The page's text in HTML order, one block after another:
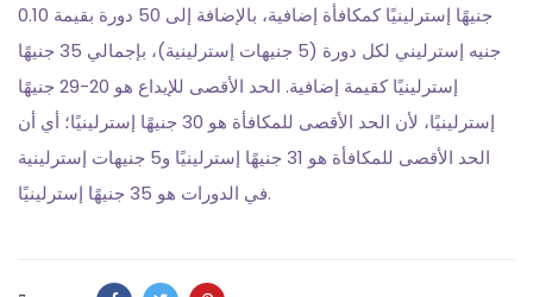
جنيهًا إسترلينيًا كمكافأة إضافية، بالإضافة إلى 50 دورة بقيمة 0.10
جنيه إسترليني لكل دورة (5 جنيهات إسترلينية)، بإجمالي 35 جنيهًا
إسترلينيًا كقيمة إضافية. الحد الأقصى للإيداع هو 20-29 جنيهًا
إسترلينيًا، لأن الحد الأقصى للمكافأة هو 30 جنيهًا إسترلينيًا؛ أي أن
الحد الأقصى للمكافأة هو 31 جنيهًا إسترلينيًا و5 جنيهات إسترلينية
في الدورات هو 35 جنيهًا إسترلينيًا.